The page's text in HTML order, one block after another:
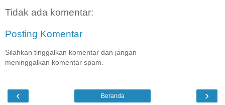
Tidak ada komentar:
Posting Komentar
Silahkan tinggalkan komentar dan jangan
meninggalkan komentar spam.
‹ ›
Beranda